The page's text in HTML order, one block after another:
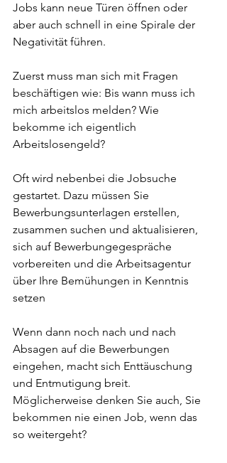
Jobs kann neue Türen öffnen oder
aber auch schnell in eine Spirale der
Negativität führen.
Zuerst muss man sich mit Fragen
beschäftigen wie: Bis wann muss ich
mich arbeitslos melden? Wie
bekomme ich eigentlich
Arbeitslosengeld?
Oft wird nebenbei die Jobsuche
gestartet. Dazu müssen Sie
Bewerbungsunterlagen erstellen,
zusammen suchen und aktualisieren,
sich auf Bewerbungegespräche
vorbereiten und die Arbeitsagentur
über Ihre Bemühungen in Kenntnis
setzen
Wenn dann noch nach und nach
Absagen auf die Bewerbungen
eingehen, macht sich Enttäuschung
und Entmutigung breit.
Möglicherweise denken Sie auch, Sie
bekommen nie einen Job, wenn das
so weitergeht?